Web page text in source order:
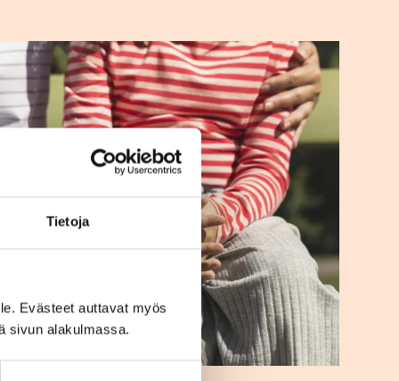
Tietoja
Evästeet auttavat myös
sivun alakulmassa.